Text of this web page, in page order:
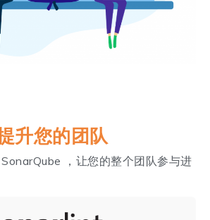
升您的团队
，让您的整个团队参与进